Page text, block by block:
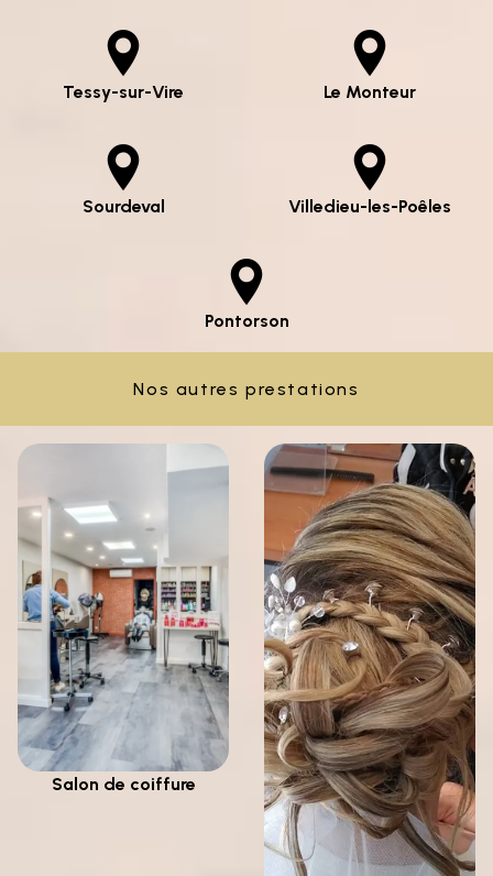
Tessy-sur-Vire Le Monteur
Sourdeval Villedieu-les-Poêles
Pontorson
Nos autres prestations
Salon de coiffure